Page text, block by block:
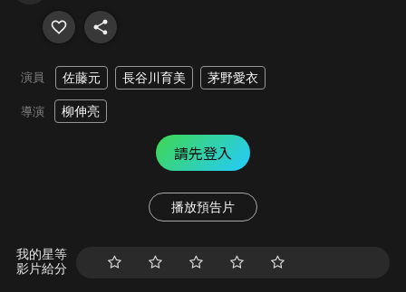
演員 佐藤元 長谷川育美 茅野愛衣
導演 柳伸亮
請先登入
播放預告片
我的星等
影片給分